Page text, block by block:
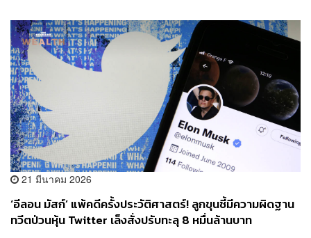
21 มีนาคม 2026
‘อีลอน มัสก์’ แพ้คดีครั้งประวัติศาสตร์! ลูกขุนชี้มีความผิดฐาน
ทวีตป่วนหุ้น Twitter เล็งสั่งปรับทะลุ 8 หมื่นล้านบาท